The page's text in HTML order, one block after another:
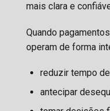
mais clara e
Quando
operam de forma
reduzir tempo
antecipar